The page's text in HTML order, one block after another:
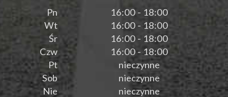
Pn
16:00 - 18:00
Wt
16:00 - 18:00
Śr
16:00 - 18:00
Czw
16:00 - 18:00
Pt
nieczynne
Sob
nieczynne
Nie
nieczynne